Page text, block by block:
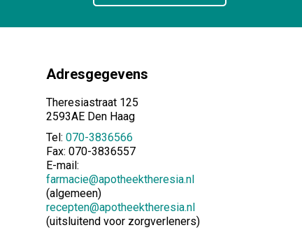
Adresgegevens
Theresiastraat 125
2593AE Den Haag
Tel: 070-3836566
Fax: 070-3836557
E-mail:
farmacie@apotheektheresia.nl
(algemeen)
recepten@apotheektheresia.nl
(uitsluitend voor zorgverleners)